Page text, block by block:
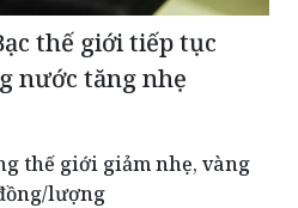
thế giới tiếp tục
nước tăng nhẹ
thế giới giảm nhẹ, vàng
lượng